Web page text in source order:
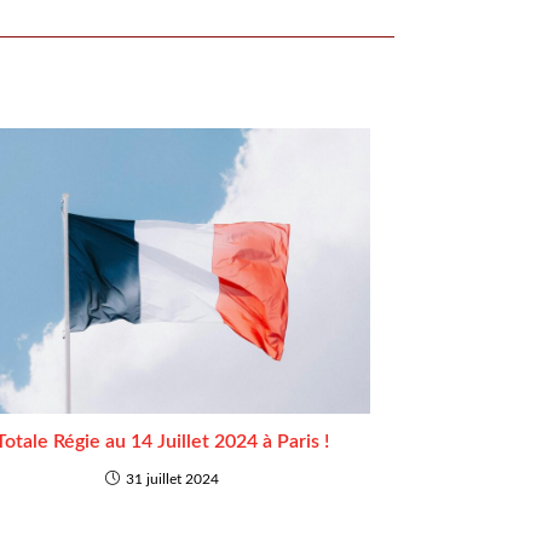
Régie au 14 Juillet 2024 à Paris !
31 juillet 2024